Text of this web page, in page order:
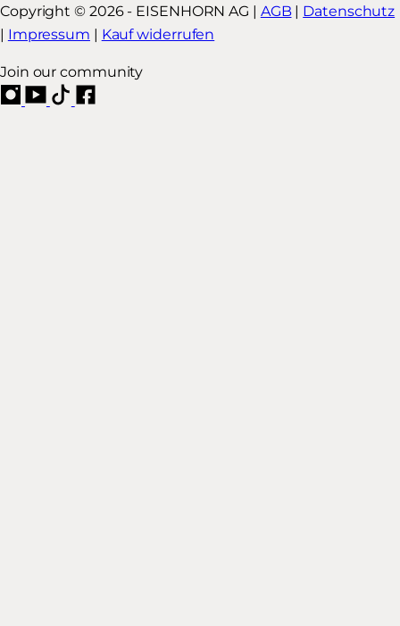
Copyright © 2026 - EISENHORN AG | AGB| Datenschutz
| Impressum | Kauf widerrufen
Join our community